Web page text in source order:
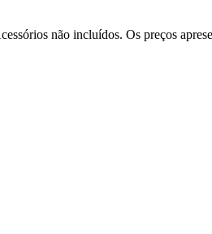
não incluídos. Os preços